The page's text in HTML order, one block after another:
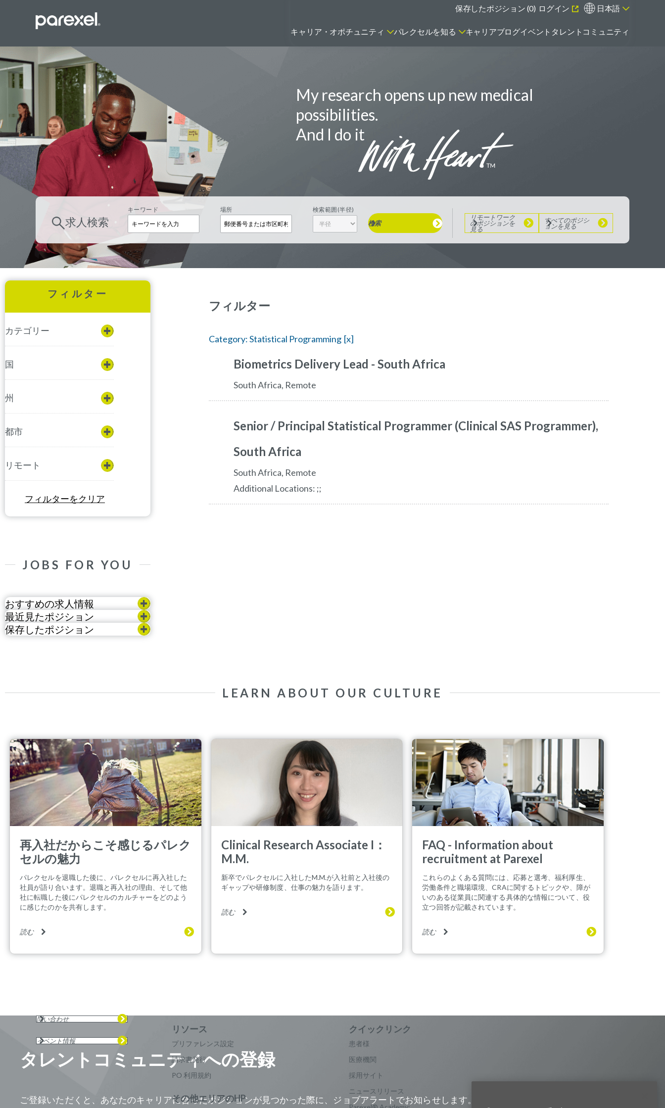
日本語
ログイン
保存したポジション (0)
キャリア・オポチュニティ
データーマネージャー
プロジェクトリーダー
レギュラトリーコンサルタント
SASプログラマー
FSPのポジションを見る
バイオテック関連のポジションを
エマージング・タレントとは
見る
パレクセルを知る キャリアブログイベント タレントコミュニティ
My research opens up new medical
possibilities.
And I do it
求人検索
キーワード 場所 検索範囲(半径)
検索
リモートワーク
のポジションを
見る
すべてのポジシ
ョンを見る
フィルター
Category: Statistical Programming
Biometrics Delivery Lead - South Africa
South Africa, Remote
Senior / Principal Statistical Programmer (Clinical SAS Programmer),
South Africa
South Africa, Remote
Additional Locations: ;;
フィルター
カテゴリー
国
州
都市
リモート
フィルターをクリア
JOBS FOR YOU
おすすめの求人情報
最近見たポジション
保存したポジション
LEARN ABOUT OUR CULTURE
再入社だからこそ感じるパレク
セルの魅力
パレクセルを退職した後に、パレクセルに再入社した
社員が語り合います。退職と再入社の理由、そして他
社に転職した後にパレクセルのカルチャーをどのよう
に感じたのかを共有します。
読む
Clinical Research Associate I：
M.M.
新卒でパレクセルに入社したM.M.が入社前と入社後の
ギャップや研修制度、仕事の魅力を語ります。
読む
FAQ - Information about
recruitment at Parexel
これらのよくある質問には、応募と選考、福利厚生、
労働条件と職場環境、CRAに関するトピックや、障が
いのある従業員に関連する具体的な情報について、役
立つ回答が記載されています。
読む
タレントコミュニティへの登録
ご登録いただくと、あなたのキャリアに合ったポジションが見つかった際に、ジョブアラートでお知らせします。また、会社の最新ニュー
問い合わせ
イベント情報
プリファレンス設定
請求書発行
PO 利用規約
患者様
医療機関
採用サイト
ニュースリリース